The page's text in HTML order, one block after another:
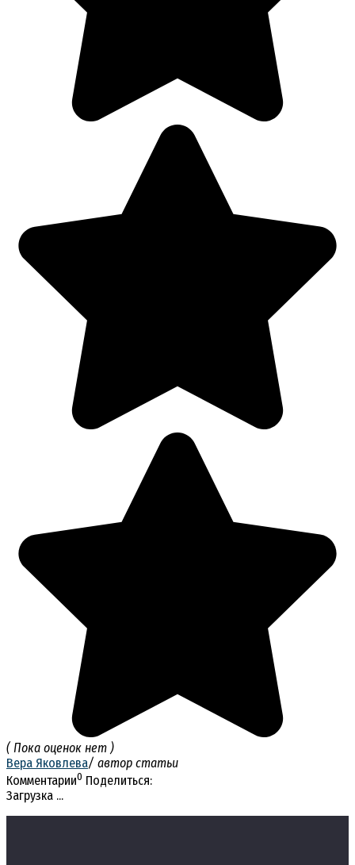
( Пока оценок нет )
Вера Яковлева/ автор статьи
Комментарии0 Поделиться:
Загрузка ...